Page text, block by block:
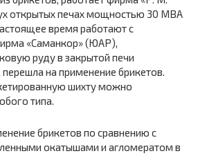
открытых печах мощностью 30 MBA
время работают с
«Саманкор» (ЮАР),
руду в закрытой печи
на применение брикетов.
шихту можно
типа.
брикетов по сравнению с
окатышами и агломератом в